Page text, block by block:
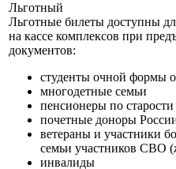
Льготный
Льготные билеты доступны
на кассе комплексов при
документов:
студенты очной формы
многодетные семьи
пенсионеры по
почетные доноры
ветераны и участники
семьи участников СВО
инвалиды